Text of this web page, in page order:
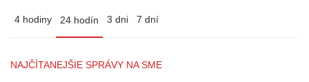
4 hodiny 24 hodín 3 dni 7 dní
NAJČÍTANEJŠIE SPRÁVY NA SME